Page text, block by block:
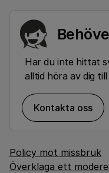
Har du inte hittat
alltid höra av dig till
Kontakta oss
Policy mot missbruk
Överklaga ett